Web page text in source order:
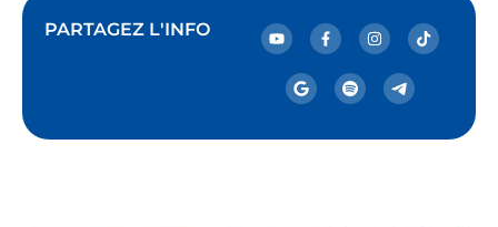
PARTAGEZ L'INFO